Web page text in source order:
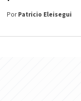
PorPatricio Eleisegui